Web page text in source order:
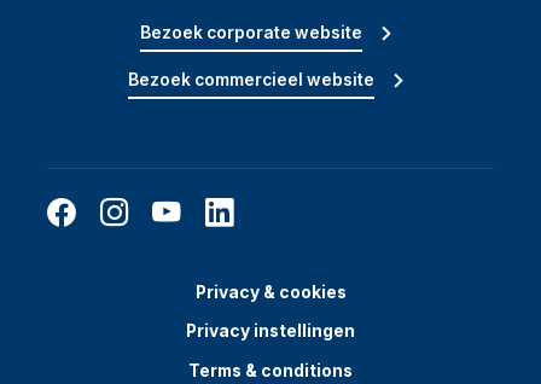
Bezoek corporate website
Bezoek commercieel website
Privacy & cookies
Privacy instellingen
Terms & conditions